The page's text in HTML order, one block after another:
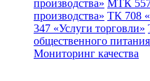
производства» МТК 557
производства» ТК 708
347 «Услуги торговли»
общественного
Мониторинг качества